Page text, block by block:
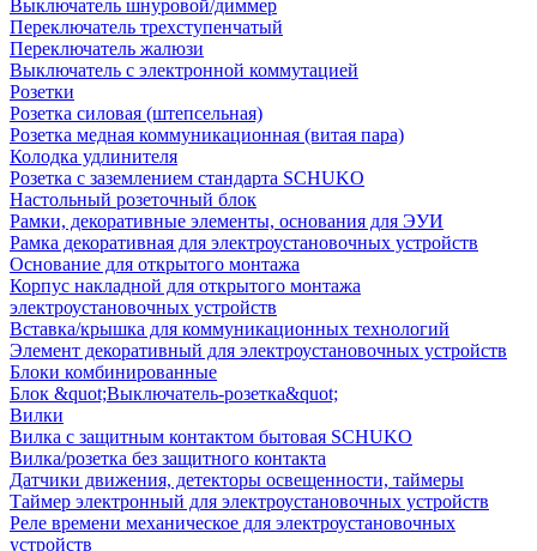
Выключатель шнуровой/диммер
Переключатель трехступенчатый
Переключатель жалюзи
Выключатель с электронной коммутацией
Розетки
Розетка силовая (штепсельная)
Розетка медная коммуникационная (витая пара)
Колодка удлинителя
Розетка с заземлением стандарта SCHUKO
Настольный розеточный блок
Рамки, декоративные элементы, основания для ЭУИ
Рамка декоративная для электроустановочных устройств
Основание для открытого монтажа
Корпус накладной для открытого монтажа
электроустановочных устройств
Вставка/крышка для коммуникационных технологий
Элемент декоративный для электроустановочных устройств
Блоки комбинированные
Блок &quot;Выключатель-розетка&quot;
Вилки
Вилка с защитным контактом бытовая SCHUKO
Вилка/розетка без защитного контакта
Датчики движения, детекторы освещенности, таймеры
Таймер электронный для электроустановочных устройств
Реле времени механическое для электроустановочных
устройств